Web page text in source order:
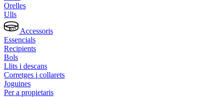
Orelles
Ulls
Accessoris
Essencials
Recipients
Bols
Llits i descans
Corretges i collarets
Joguines
Per a propietaris